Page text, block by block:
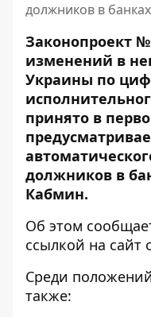
должников в банках
Законопроект
изменений в
Украины по
принято в
должников в
Кабмин.
Об этом
ссылкой на сайт
Среди
также: